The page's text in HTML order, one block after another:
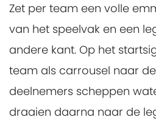
Zet per team een volle
van het speelvak en een
andere kant. Op het
team als carrousel naar
deelnemers scheppen
draaien daarna naar de